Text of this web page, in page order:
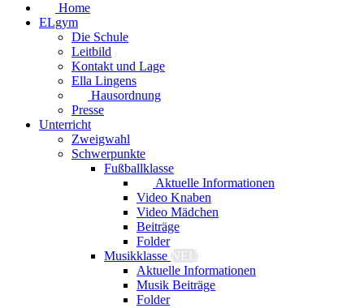
Home
ELgym
Die Schule
Leitbild
Kontakt und Lage
Ella Lingens
Hausordnung
Presse
Unterricht
Zweigwahl
Schwerpunkte
Fußballklasse
Aktuelle Informationen
Video Knaben
Video Mädchen
Beiträge
Folder
Musikklasse NEU
Aktuelle Informationen
Musik Beiträge
Folder